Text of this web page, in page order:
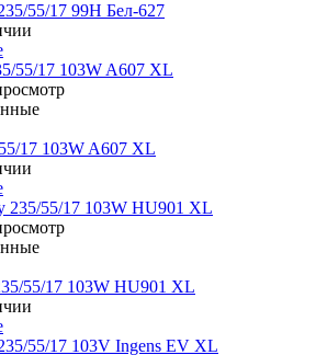
55/17 99H Бел-627
17 103W A607 XL
55/17 103W HU901 XL